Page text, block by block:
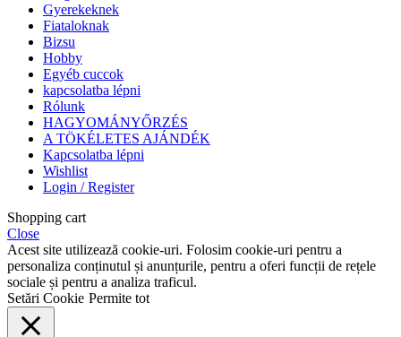
Gyerekeknek
Fiataloknak
Bizsu
Hobby
Egyéb cuccok
kapcsolatba lépni
Rólunk
HAGYOMÁNYŐRZÉS
A TÖKÉLETES AJÁNDÉK
Kapcsolatba lépni
Wishlist
Login / Register
Shopping cart
Close
Acest site utilizează cookie-uri. Folosim cookie-uri pentru a
personaliza conținutul și anunțurile, pentru a oferi funcții de rețele
sociale și pentru a analiza traficul.
Setări Cookie Permite tot